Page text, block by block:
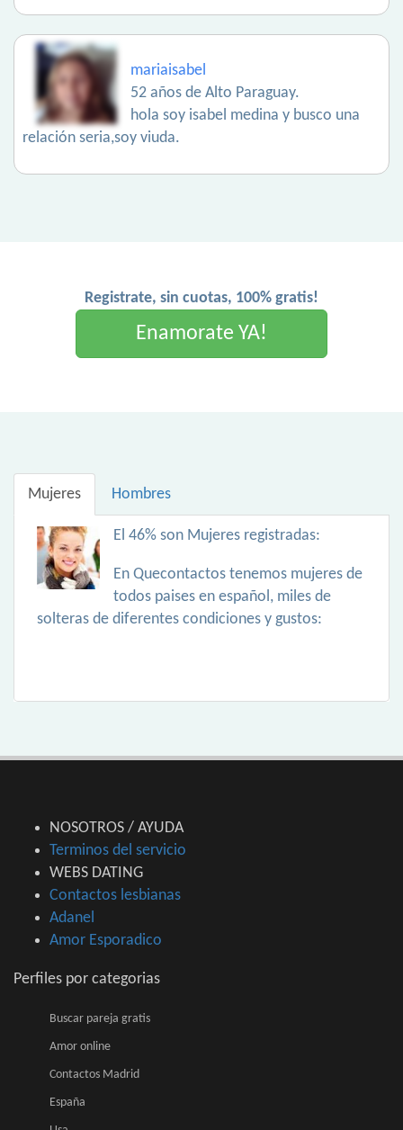
mariaisabel
52 años de Alto Paraguay.
hola soy isabel medina y busco una
relación seria,soy viuda.
Registrate, sin cuotas, 100% gratis!
Enamorate YA!
Mujeres Hombres
El 46% son Mujeres registradas:
En Quecontactos tenemos mujeres de
todos paises en español, miles de
solteras de diferentes condiciones y gustos:
NOSOTROS / AYUDA
Terminos del servicio
WEBS DATING
Contactos lesbianas
Adanel
Amor Esporadico
Perfiles por categorias
Buscar pareja gratis
Amor online
Contactos Madrid
España